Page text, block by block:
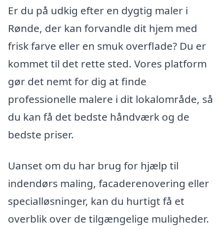
Er du på udkig efter en dygtig maler i
Rønde, der kan forvandle dit hjem med
frisk farve eller en smuk overflade? Du er
kommet til det rette sted. Vores platform
gør det nemt for dig at finde
professionelle malere i dit lokalområde, så
du kan få det bedste håndværk og de
bedste priser.
Uanset om du har brug for hjælp til
indendørs maling, facaderenovering eller
specialløsninger, kan du hurtigt få et
overblik over de tilgængelige muligheder.